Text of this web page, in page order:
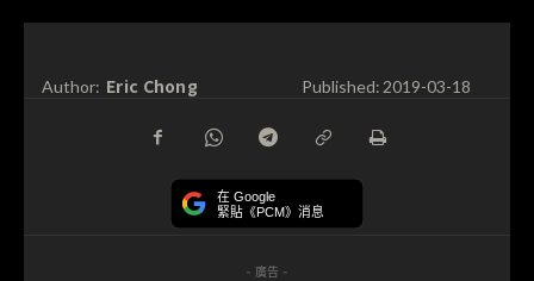
Author: Eric Chong Published:2019-03-18
在 Google
緊貼《PCM》消息
- 廣告 -